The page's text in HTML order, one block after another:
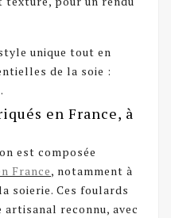
unique tout en
de la soie :
en France, à
est composée
France, notamment à
soierie. Ces foulards
reconnu, avec